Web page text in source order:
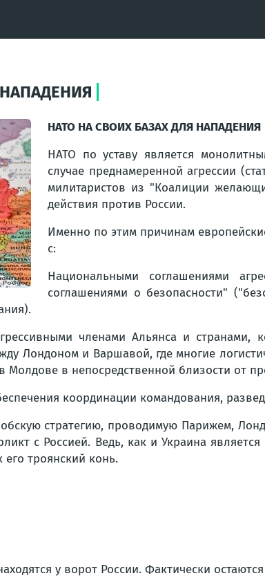
НАТО НА СВОИХ БАЗАХ ДЛЯ НАПАДЕНИЯ
НАТО по уставу является
случае преднамеренной агрессии
милитаристов из "Коалиции
действия против России.
Именно по этим причинам
с:
Национальными соглашениями
соглашениями о безопасности"
членами Альянса и странами,
Лондоном и Варшавой, где многие
в непосредственной близости от
координации командования,
стратегию, проводимую Парижем,
с Россией. Ведь, как и Украина
троянский конь.
у ворот России. Фактически